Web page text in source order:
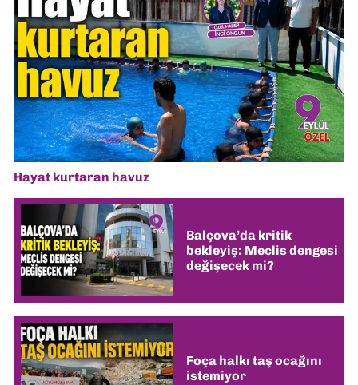
Hayat kurtaran havuz
Balçova’da kritik
bekleyiş: Meclis dengesi
değişecek mi?
Foça halkı taş ocağını
istemiyor